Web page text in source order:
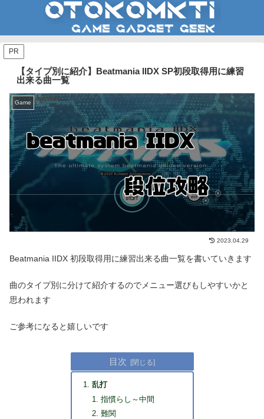
PR
【タイプ別に紹介】Beatmania IIDX SP初段取得用に練習
出来る曲一覧
Game
2023.04.29
Beatmania IIDX 初段取得用に練習出来る曲一覧を書いていきます
曲のタイプ別に分けて紹介するのでメニュー選びもしやすいかと
思われます
ご参考になると嬉しいです
目次
乱打
指慣らし～中間
難関